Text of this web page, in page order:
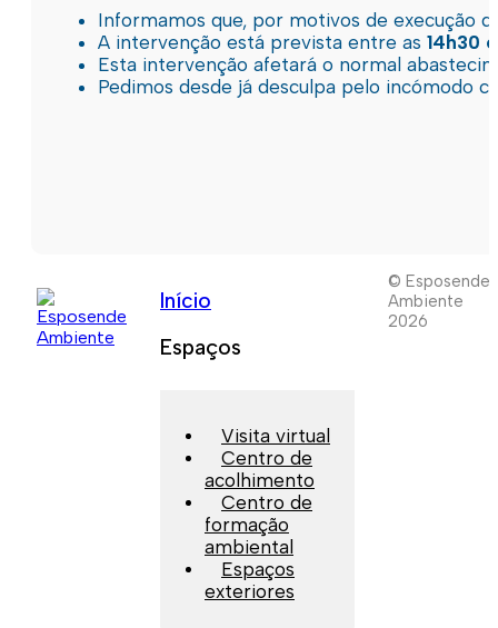
Informamos que, por motivos de execução
A intervenção está prevista entre as 14h30
Esta intervenção afetará o normal
Pedimos desde já desculpa pelo incómodo
Início
Espaços
Visita virtual
Centro de
acolhimento
Centro de
formação
ambiental
Espaços
exteriores
© Esposende
Ambiente
2026